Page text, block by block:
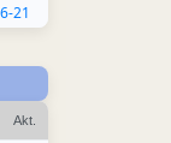
21
Akt.